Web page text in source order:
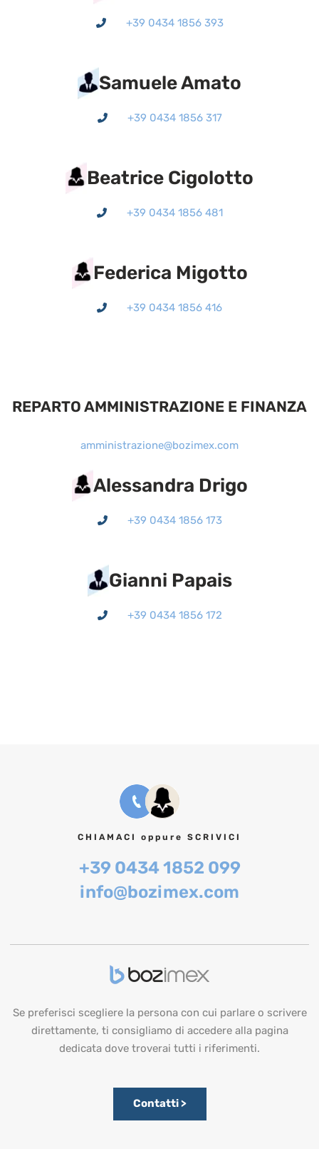
+39 0434 1856 393
Samuele Amato
+39 0434 1856 317
Beatrice Cigolotto
+39 0434 1856 481
Federica Migotto
+39 0434 1856 416
REPARTO AMMINISTRAZIONE E FINANZA
amministrazione@bozimex.com
Alessandra Drigo
+39 0434 1856 173
Gianni Papais
+39 0434 1856 172
CHIAMACI oppure SCRIVICI
+39 0434 1852 099
info@bozimex.com
Se preferisci scegliere la persona con cui parlare o scrivere
direttamente, ti consigliamo di accedere alla pagina
dedicata dove troverai tutti i riferimenti.
Contatti >